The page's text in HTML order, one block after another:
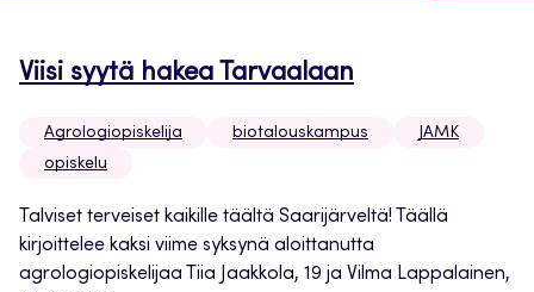
Viisi syytä hakea Tarvaalaan
Agrologiopiskelija biotalouskampus
JAMK
opiskelu
Talviset terveiset kaikille täältä Saarijärveltä! Täällä
kirjoittelee kaksi viime syksynä aloittanutta
agrologiopiskelijaa Tiia Jaakkola, 19 ja Vilma Lappalainen,